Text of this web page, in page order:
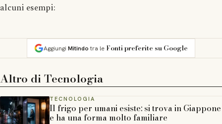
alcuni esempi:
Aggiungi Mitindotra le Fonti preferite su Google
Altro di Tecnologia
TECNOLOGIA
Il frigo per umani esiste: si trova in Giappone
e ha una forma molto familiare